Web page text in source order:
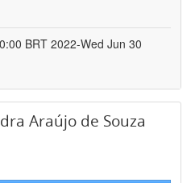
BRT 2022-Wed Jun 30
Araújo de Souza